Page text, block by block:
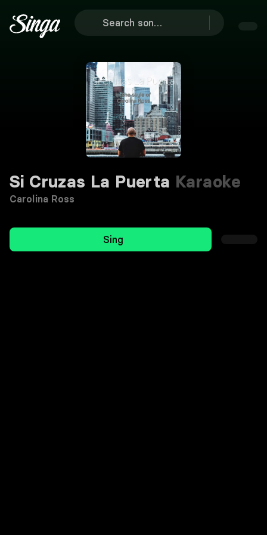
Si Cruzas La Puerta Karaoke
Carolina Ross
Sing